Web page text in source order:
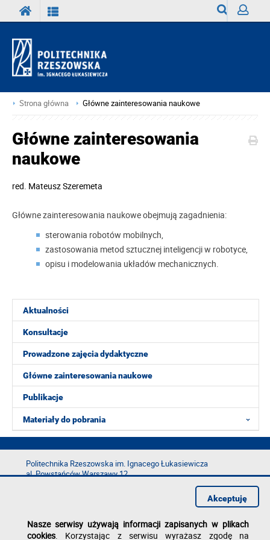
Strona główna Główne zainteresowania naukowe
Aktualności
Konsultacje
Prowadzone zajęcia dydaktyczne
Główne zainteresowania naukowe
Publikacje
Materiały do pobrania
Główne zainteresowania
naukowe
red. Mateusz Szeremeta
Główne zainteresowania naukowe obejmują zagadnienia:
sterowania robotów mobilnych,
zastosowania metod sztucznej inteligencji w robotyce,
opisu i modelowania układów mechanicznych.
Politechnika Rzeszowska im. Ignacego Łukasiewicza
al. Powstańców Warszawy 12
e-mail:kancelaria@prz.edu.pl
Nasze serwisy używają informacji zapisanych w plikach
cookies. Korzystając z serwisu wyrażasz zgodę na
Akceptuję